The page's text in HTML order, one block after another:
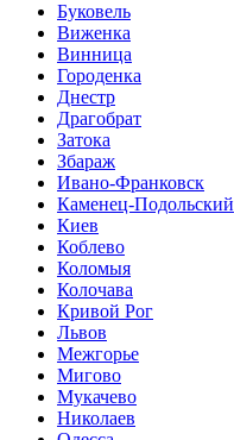
Буковель
Виженка
Винница
Городенка
Днестр
Драгобрат
Затока
Збараж
Ивано-Франковск
Каменец-Подольский
Киев
Коблево
Коломыя
Колочава
Кривой Рог
Львов
Межгорье
Мигово
Мукачево
Николаев